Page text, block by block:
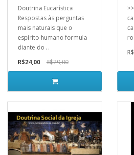
Doutrina Eucarística
Respostas às perguntas
mais naturais que o
espírito humano formula
diante do ..
R$24,00
R$29,00